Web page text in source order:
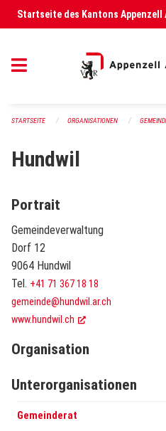
Navigation überspringen
Startseite des Kantons Appenzell
STARTSEITE ORGANISATIONEN
Hundwil
Portrait
Gemeindeverwaltung
Dorf 12
9064 Hundwil
Tel. +41 71 367 18 18
gemeinde@hundwil.ar.ch
www.hundwil.ch
(External Link)
Organisation
Unterorganisationen
Gemeinderat